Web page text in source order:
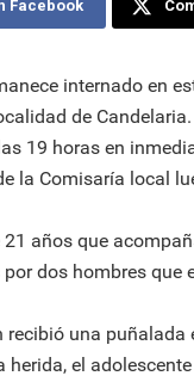
Facebook
internado en
de Candelaria.
19 horas en
la Comisaría local
años que
dos hombres
recibió una
herida, el